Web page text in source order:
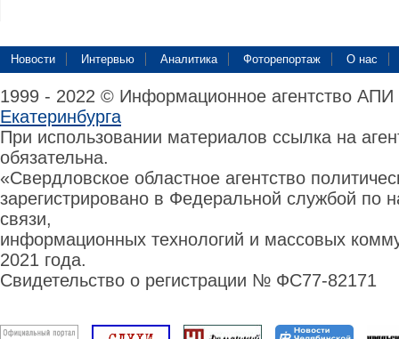
Новости Интервью Аналитика Фоторепортаж О нас
1999 - 2022 © Информационное агентство
Екатеринбурга
При использовании материалов ссылка на
обязательна.
«Свердловское областное агентство
зарегистрировано в Федеральной службой по
связи,
информационных технологий и массовых
2021 года.
Свидетельство о регистрации № ФС77-82171